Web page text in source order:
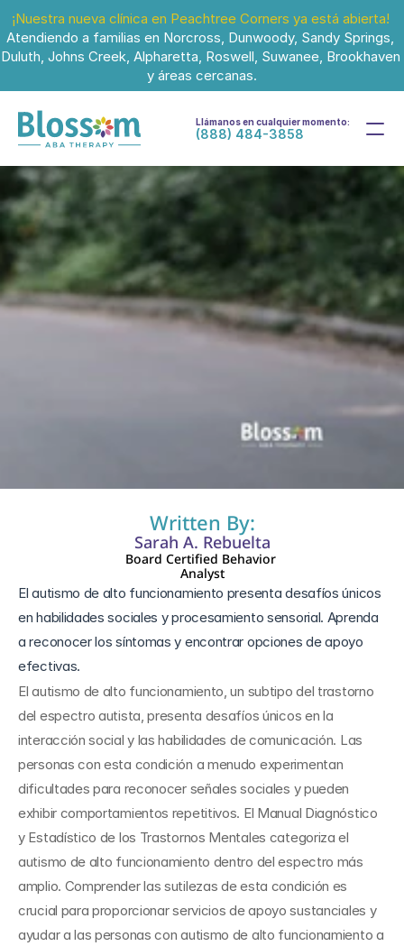
¡Nuestra nueva clínica en Peachtree Corners ya está abierta!
Atendiendo a familias en Norcross, Dunwoody, Sandy Springs,
Duluth, Johns Creek, Alpharetta, Roswell, Suwanee, Brookhaven
y áreas cercanas.
Llámanos en cualquier momento:
(888) 484-3858
Written By:
Sarah A. Rebuelta
Board Certified Behavior
Analyst
El autismo de alto funcionamiento presenta desafíos únicos
en habilidades sociales y procesamiento sensorial. Aprenda
a reconocer los síntomas y encontrar opciones de apoyo
El autismo de alto funcionamiento, un subtipo del trastorno
del espectro autista, presenta desafíos únicos en la
interacción social y las habilidades de comunicación. Las
personas con esta condición a menudo experimentan
dificultades para reconocer señales sociales y pueden
exhibir comportamientos repetitivos. El Manual Diagnóstico
y Estadístico de los Trastornos Mentales categoriza el
autismo de alto funcionamiento dentro del espectro más
amplio. Comprender las sutilezas de esta condición es
crucial para proporcionar servicios de apoyo sustanciales y
ayudar a las personas con autismo de alto funcionamiento a